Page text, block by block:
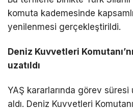
komuta kademesinde
yenilenmesi gerçekleştirildi.
Deniz Kuvvetleri
uzatıldı
YAŞ kararlarında görev süresi
aldı. Deniz Kuvvetleri